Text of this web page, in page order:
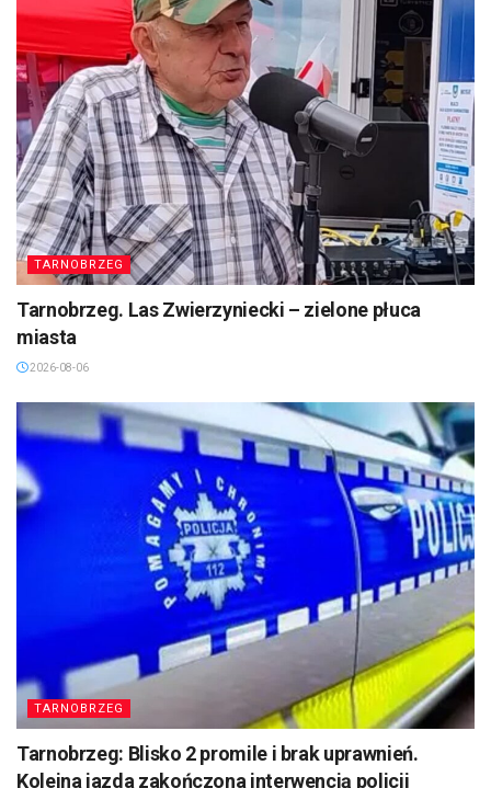
TARNOBRZEG
Tarnobrzeg. Las Zwierzyniecki – zielone płuca
miasta
2026-08-06
TARNOBRZEG
Tarnobrzeg: Blisko 2 promile i brak uprawnień.
Kolejna jazda zakończona interwencją policji